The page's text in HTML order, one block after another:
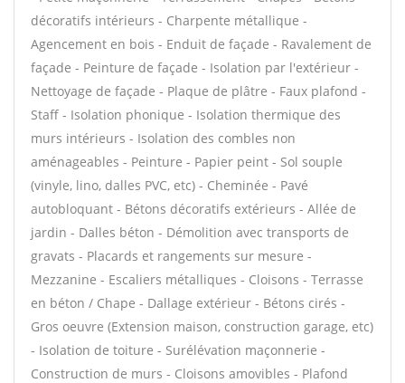
décoratifs intérieurs - Charpente métallique -
Agencement en bois - Enduit de façade - Ravalement de
façade - Peinture de façade - Isolation par l'extérieur -
Nettoyage de façade - Plaque de plâtre - Faux plafond -
Staff - Isolation phonique - Isolation thermique des
murs intérieurs - Isolation des combles non
aménageables - Peinture - Papier peint - Sol souple
(vinyle, lino, dalles PVC, etc) - Cheminée - Pavé
autobloquant - Bétons décoratifs extérieurs - Allée de
jardin - Dalles béton - Démolition avec transports de
gravats - Placards et rangements sur mesure -
Mezzanine - Escaliers métalliques - Cloisons - Terrasse
en béton / Chape - Dallage extérieur - Bétons cirés -
Gros oeuvre (Extension maison, construction garage, etc)
- Isolation de toiture - Surélévation maçonnerie -
Construction de murs - Cloisons amovibles - Plafond